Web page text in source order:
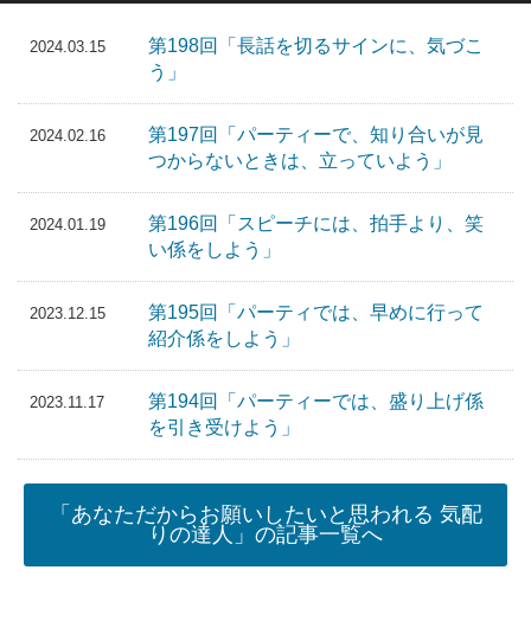
2024.03.15
第198回「長話を切るサインに、気づこ
う」
2024.02.16
第197回「パーティーで、知り合いが見
つからないときは、立っていよう」
2024.01.19
第196回「スピーチには、拍手より、笑
い係をしよう」
2023.12.15
第195回「パーティでは、早めに行って
紹介係をしよう」
2023.11.17
第194回「パーティーでは、盛り上げ係
を引き受けよう」
「あなただからお願いしたいと思われる 気配
りの達人」の記事一覧へ